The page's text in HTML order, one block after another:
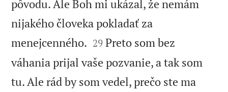
pôvodu. Ale Boh mi ukázal, že nemám
nijakého človeka pokladať za
menejcenného. 

29 Preto som bez
váhania prijal vaše pozvanie, a tak som
tu. Ale rád by som vedel, prečo ste ma